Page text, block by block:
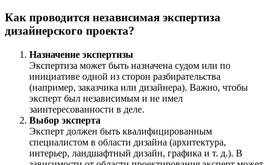
Как проводится независимая экспертиза
дизайнерского проекта?
Назначение экспертизы
Экспертиза может быть назначена судом или по
инициативе одной из сторон разбирательства
(например, заказчика или дизайнера). Важно, чтобы
эксперт был независимым и не имел
заинтересованности в деле.
Выбор эксперта
Эксперт должен быть квалифицированным
специалистом в области дизайна (архитектура,
интерьер, ландшафтный дизайн, графика и т. д.). В